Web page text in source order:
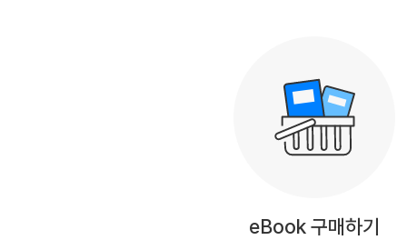
eBook 구매하기